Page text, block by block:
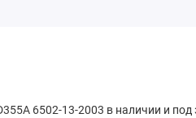
6502-13-2003 в наличии и